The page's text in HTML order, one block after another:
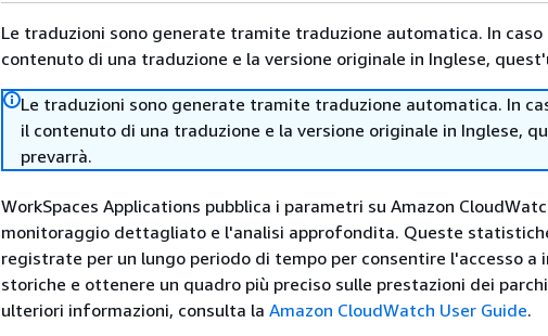
Le traduzioni sono generate tramite traduzione automatica. In
contenuto di una traduzione e la versione originale in Inglese,
Le traduzioni sono generate tramite traduzione automatica. In
il contenuto di una traduzione e la versione originale in Inglese,
prevarrà.
WorkSpaces Applications pubblica i parametri su Amazon
monitoraggio dettagliato e l'analisi approfondita. Queste
registrate per un lungo periodo di tempo per consentire l'accesso a
storiche e ottenere un quadro più preciso sulle prestazioni dei
ulteriori informazioni, consulta la Amazon CloudWatch User Guide.